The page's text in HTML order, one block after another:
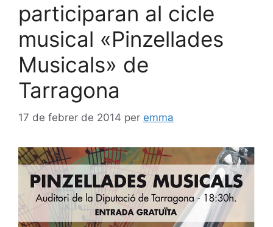
participaran al cicle
musical «Pinzellades
Musicals» de
Tarragona
17 de febrer de 2014 per emma